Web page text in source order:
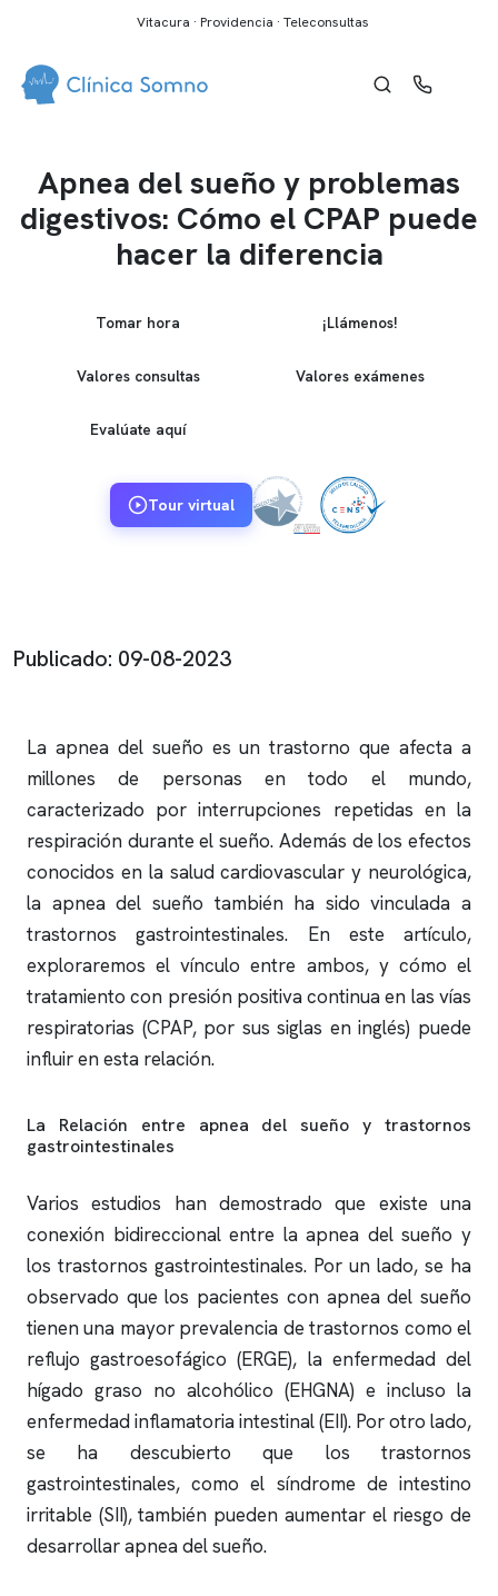
Vitacura · Providencia · Teleconsultas
Apnea del sueño y problemas
digestivos: Cómo el CPAP puede
hacer la diferencia
Tomar hora ¡Llámenos!
Valores consultas Valores exámenes
Evalúate aquí
Tour virtual
Publicado: 09-08-2023
La apnea del sueño es un trastorno que afecta a
millones de personas en todo el mundo,
caracterizado por interrupciones repetidas en la
respiración durante el sueño. Además de los efectos
conocidos en la salud cardiovascular y neurológica,
la apnea del sueño también ha sido vinculada a
trastornos gastrointestinales. En este artículo,
exploraremos el vínculo entre ambos, y cómo el
tratamiento con presión positiva continua en las vías
respiratorias (CPAP, por sus siglas en inglés) puede
influir en esta relación.
La Relación entre apnea del sueño y trastornos
gastrointestinales
Varios estudios han demostrado que existe una
conexión bidireccional entre laapnea del sueño y
los trastornos gastrointestinales. Por un lado, se ha
observado que los pacientes con apnea del sueño
tienen una mayor prevalencia de trastornos como el
reflujo gastroesofágico (ERGE), la enfermedad del
hígado graso no alcohólico (EHGNA) e incluso la
enfermedad inflamatoria intestinal (EII). Por otro lado,
se ha descubierto que los trastornos
gastrointestinales, como el síndrome de intestino
irritable (SII), también pueden aumentar el riesgo de
desarrollarapnea del sueño.